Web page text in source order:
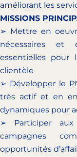
améliorant les
MISSIONS
➢ Mettre en
nécessaires et
essentielles pour
clientèle
➢ Développer le
très actif et en
dynamiques pour
➢ Participer
campagnes
opportunités